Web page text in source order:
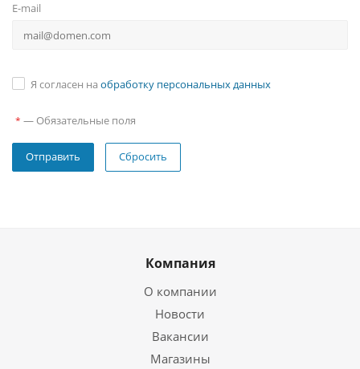
E-mail
Я согласен на обработку персональных данных
* — Обязательные поля
Сбросить
Компания
О компании
Новости
Вакансии
Магазины